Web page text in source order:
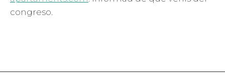
congreso.